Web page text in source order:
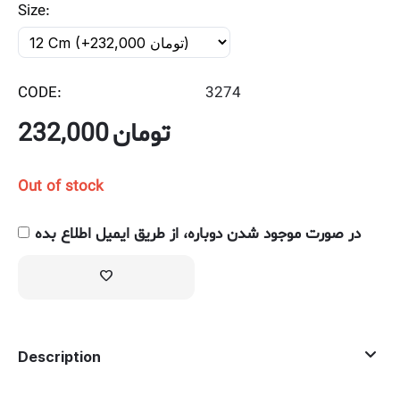
Size:
CODE: 3274
232,000تومان
Out of stock
در صورت موجود شدن دوباره، از طریق ایمیل اطلاع بده
Description